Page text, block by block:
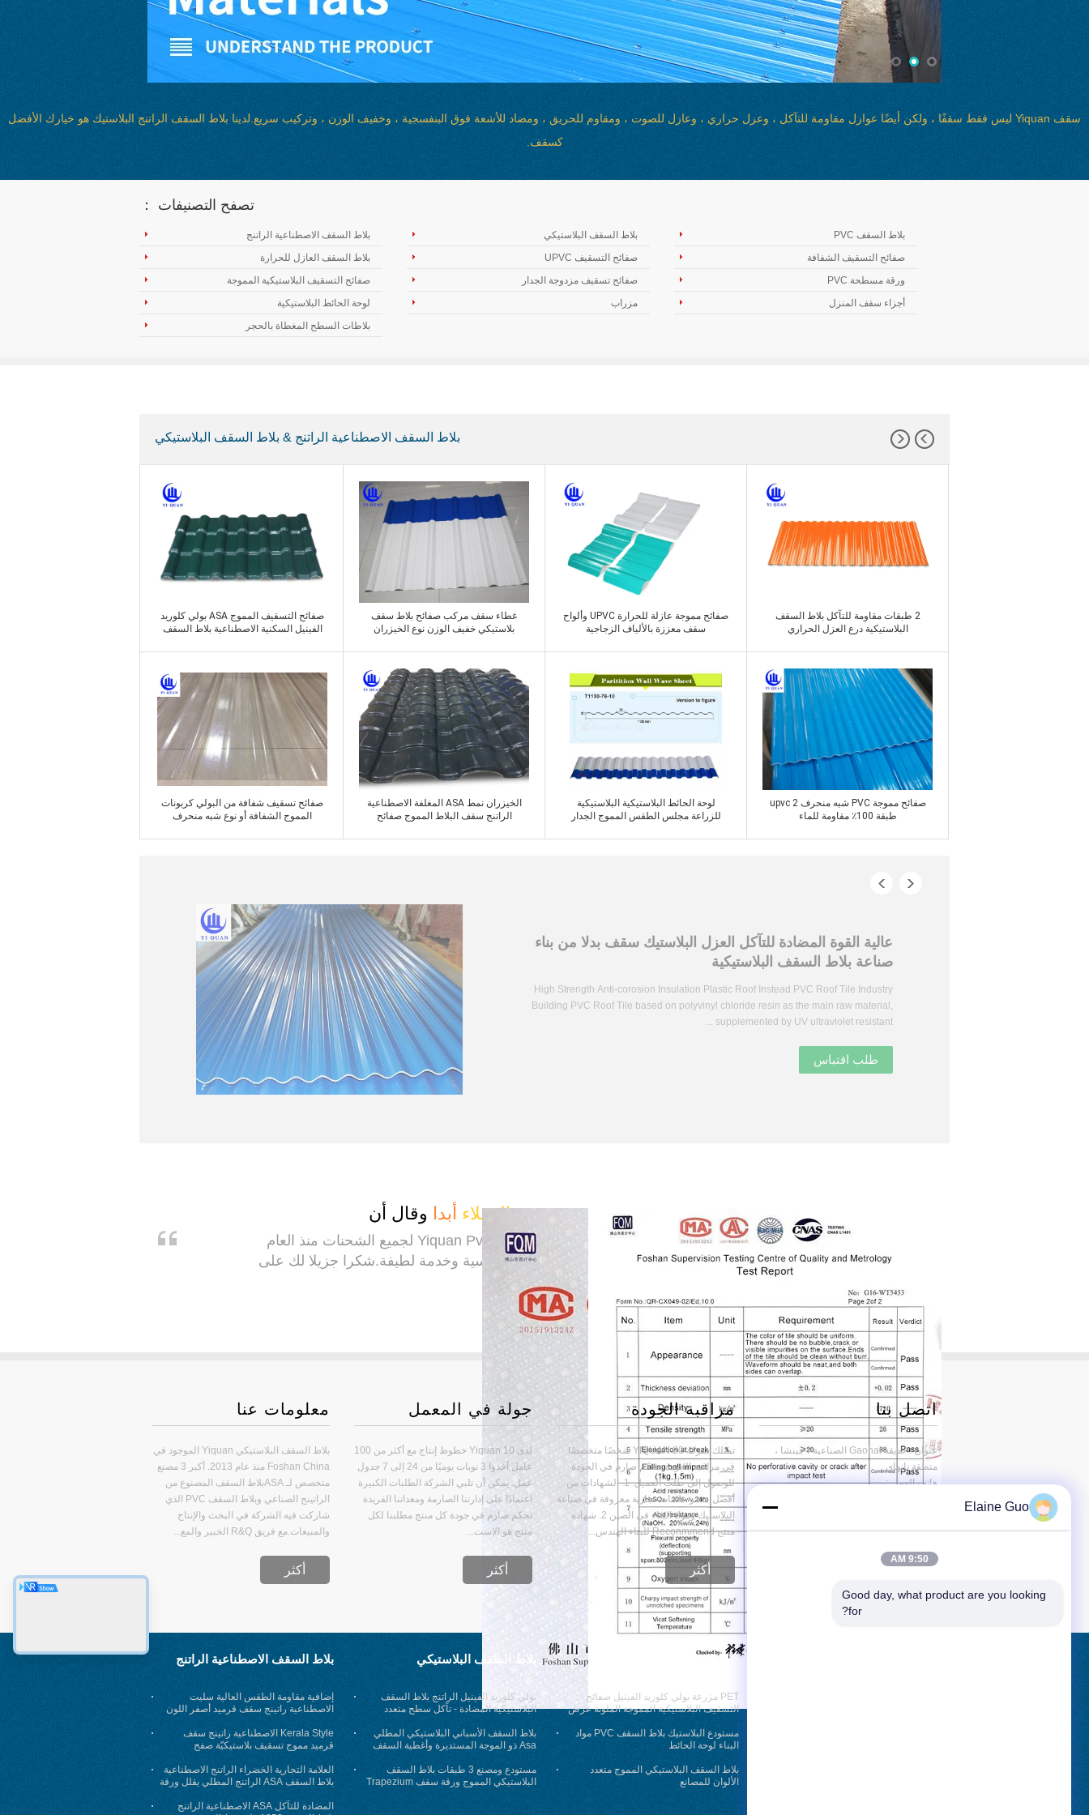
سقف Yiquan ليس فقط سقفًا ، ولكن أيضًا عوازل مقاومة للتآكل ، وعزل حراري ، وعازل للصوت ، ومقاوم للحريق ، ومضاد للأشعة فوق البنفسجية ، وخفيف الوزن ، وتركيب سريع.لدينا بلاط السقف الراتنج البلاستيك هو خيارك الأفضل
كسقف.
تصفح التصنيفات ：
بلاط السقف الاصطناعية الراتنج بلاط السقف البلاستيكي
بلاط السقف PVC
بلاط السقف العازل للحرارة
صفائح التسقيف UPVC
صفائح التسقيف الشفافة
صفائح التسقيف البلاستيكية المموجة
صفائح تسقيف مزدوجة الجدار
ورقة مسطحة PVC
لوحة الحائط البلاستيكية
مزراب
أجزاء سقف المنزل
بلاطات السطح المغطاة بالحجر
بلاط السقف الاصطناعية الراتنج & بلاط السقف البلاستيكي
صفائح التسقيف المموج ASA بولي كلوريد
الفينيل السكنية الاصطناعية بلاط السقف
ﺎﺘﺼﻟ ﺍﻶﻧ
غطاء سقف مركب صفائح بلاط سقف
بلاستيكي خفيف الوزن نوع الخيزران
ﺎﺘﺼﻟ ﺍﻶﻧ
صفائح مموجة عازلة للحرارة UPVC وألواح
سقف معززة بالألياف الزجاجية
2 طبقات مقاومة للتآكل بلاط السقف
البلاستيكية درع العزل الحراري
ﺎﺘﺼﻟ ﺍﻶﻧ
صفائح تسقيف شفافة من البولي كربونات
المموج الشفافة أو نوع شبه منحرف
ﺎﺘﺼﻟ ﺍﻶﻧ
الخيزران نمط ASA المغلفة الاصطناعية
الراتنج سقف البلاط المموج صفائح
ﺎﺘﺼﻟ ﺍﻶﻧ
لوحة الحائط البلاستيكية البلاستيكية
للزراعة مجلس الطقس المموج الجدار
ﺎﺘﺼﻟ ﺍﻶﻧ
صفائح مموجة PVC شبه منحرف upvc 2
طبقة 100٪ مقاومة للماء
ﺎﺘﺼﻟ ﺍﻶﻧ
عالية القوة المضادة للتآكل العزل البلاستيك سقف بدلا من بناء
صناعة بلاط السقف البلاستيكية
High Strength Anti-corosion Insulation Plastic Roof Instead PVC Roof Tile Industry
Building PVC Roof Tile based on polyvinyl chloride resin as the main raw material,
supplemented by UV ultraviolet resistant ...
العملاء أبدا وقال أن
تجربة شراء جيدة جدًا مع Yiquan Pvc Roof لجميع الشحنات منذ العام
الماضي.نوعية جيدة وبأسعار تنافسية وخدمة لطيفة.شكرا جزيلا لك على
الإمدادات الجيدةبروس
—— بلوس
معلومات عنا
بلاط السقف البلاستيكي Yiquan الموجود في
Foshan China منذ عام 2013. أكبر 3 مصنع
متخصص لـ ASAبلاط السقف المصنوع من
الراتينج الصناعي وبلاط السقف PVC الذي
شاركت فيه الشركة في البحث والإنتاج
والمبيعات.مع فريق R&Q الخبير والمع...
أكثر
جولة في المعمل
لدى Yiquan 10 خطوط إنتاج مع أكثر من 100
عامل أخذوا 3 نوبات يوميًا من 24 إلى 7 جدول
عمل. يمكن أن تلبي الشركة الطلبات الكبيرة
اعتمادًا على إدارتنا الصارمة ومعداتنا الفريدة
تحكم صارم في جودة كل منتج مطلبنا لكل
منتج هو الاست...
أكثر
مراقبة الجودة
تمتلك شركة YIQUAN 20 شخصًا متخصصًا
في مراقبة الجودة. تحكم صارم في الجودة
للوصول إلى طلب العميل. 1. الشهادات من
أفضل عشر علامات تجارية معروفة في صناعة
البلاستيك ومواد البناء في الصين 2. شهادة
منتج Reconmmend للبناء الهندس...
أكثر
اتصل بنا
عنوان : حديقة Gaohai الصناعية ، جينشا ،
منطقة نانهاي
هاتف العمل :
86--13702960105(غير وقت العمل)
أكثر
بلاط السقف الاصطناعية الراتنج
إضافية مقاومة الطقس العالية سليت
الاصطناعية راتينج سقف قرميد أصفر اللون
Kerala Style الاصطناعية راتينج سقف
قرميد مموج تسقيف بلاستيكيّة صفح
العلامة التجارية الخضراء الراتنج الاصطناعية
بلاط السقف ASA الراتنج المطلي يقلل ورقة
بلاستيكية
المضادة للتآكل ASA الاصطناعية الراتنج
بلاط السقف البلاستيكي
بولي كلوريد الفينيل الراتنج بلاط السقف
البلاستيكية المضادة - تآكل سطح متعدد
الطبقات
بلاط السقف الأسباني البلاستيكي المطلي
Asa ذو الموجة المستديرة وأغطية السقف
شبه المنحرفة
مستودع ومصنع 3 طبقات بلاط السقف
البلاستيكي المموج ورقة سقف Trapezium
طويلة تمتد
بلاط السقف PVC
PET مزرعة بولي كلوريد الفينيل صفائح
التسقيف البلاستيكية المموجة الملونة عرض
1130 مم
مستودع البلاستيك بلاط السقف PVC مواد
البناء لوحة الحائط
بلاط السقف البلاستيكي المموج متعدد
الألوان للمصانع
Elaine Guo
9:50 AM
Good day, what product are you looking
for?